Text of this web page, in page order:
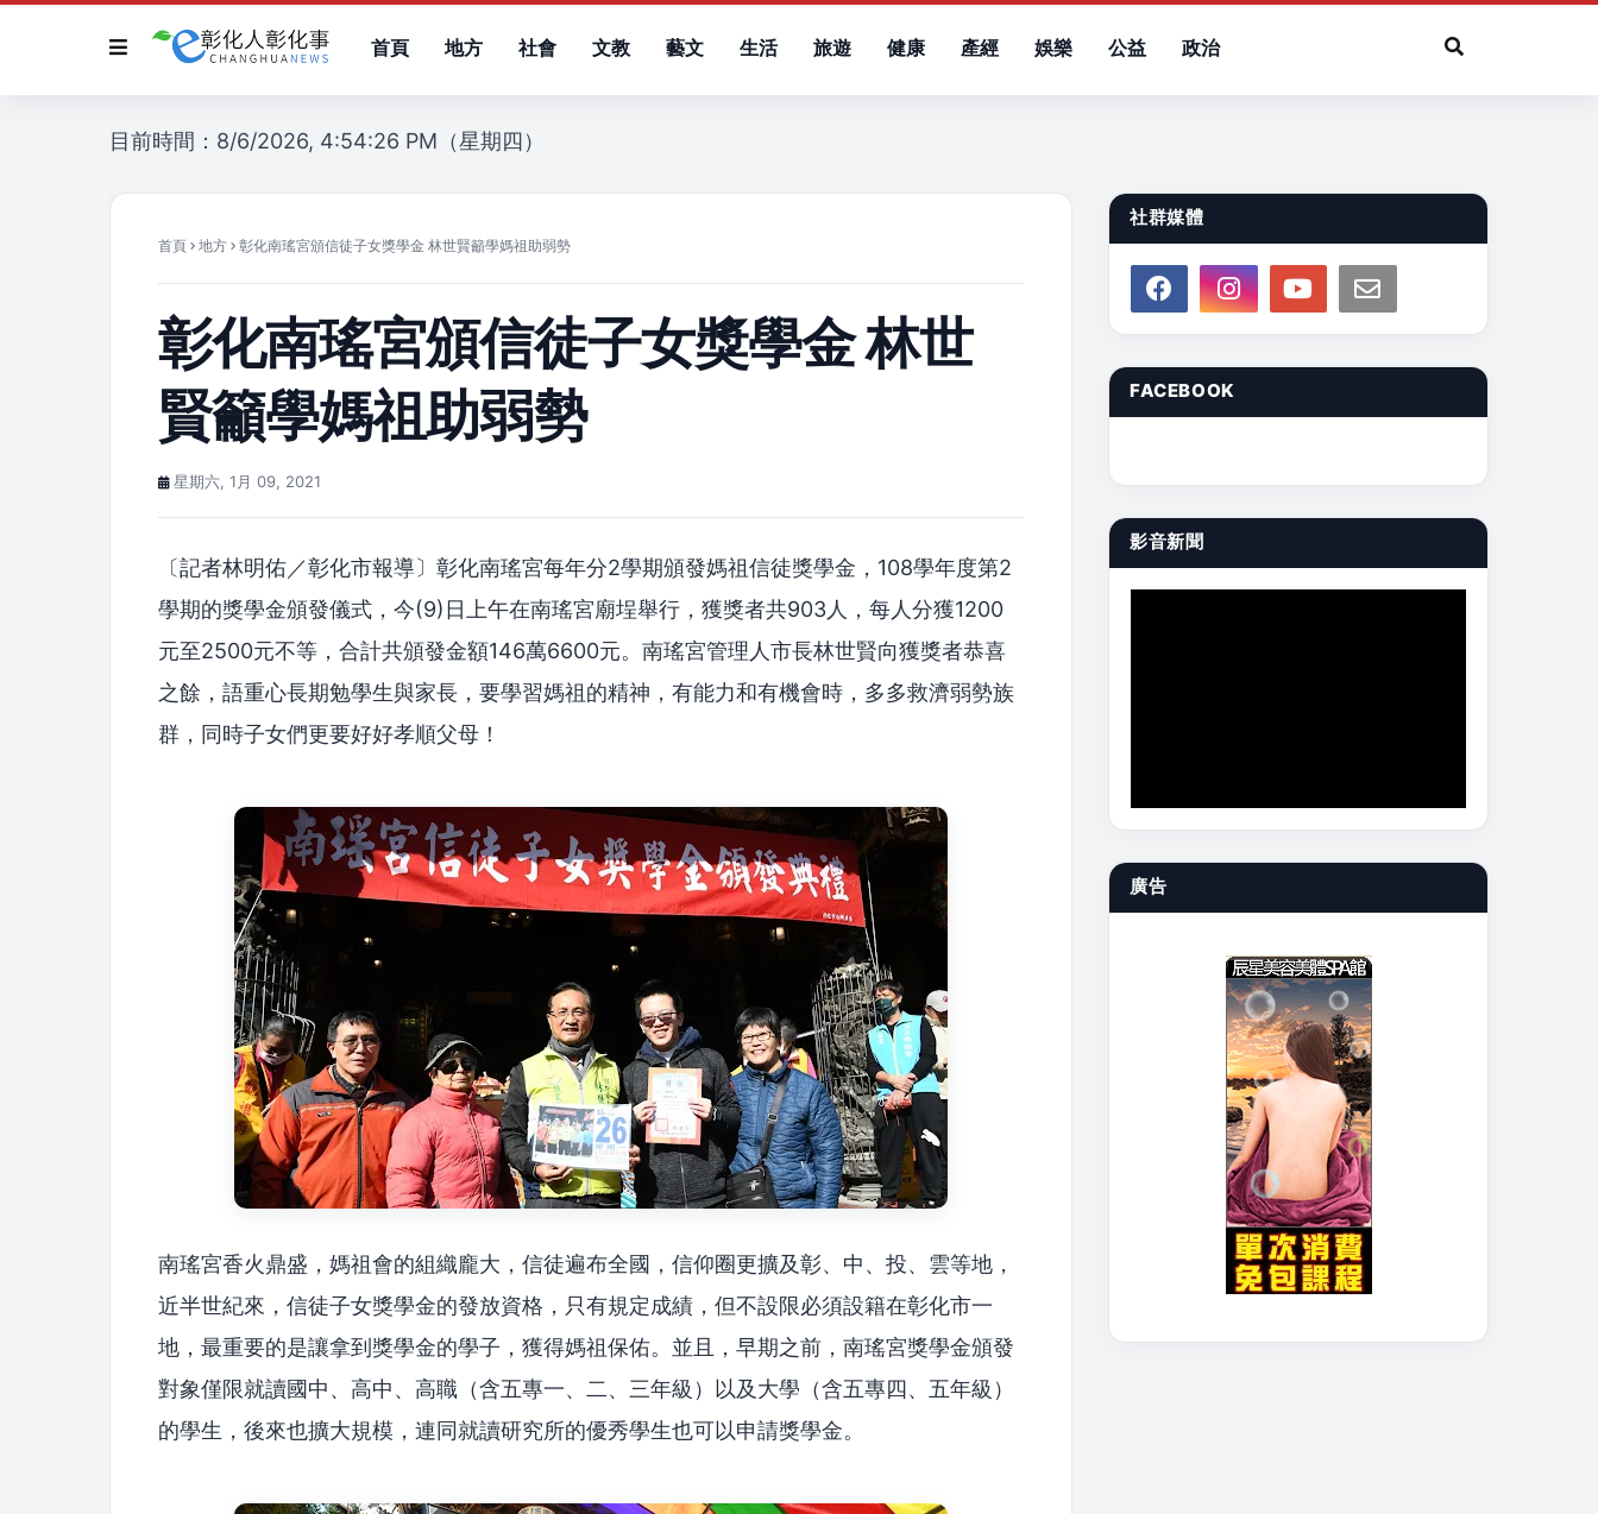
首頁 地方 社會 文教 藝文 生活 旅遊 健康 產經 娛樂 公益 政治
目前時間：8/6/2026, 4:54:26 PM（星期四）
首頁 地方 彰化南瑤宮頒信徒子女獎學金 林世賢籲學媽祖助弱勢
彰化南瑤宮頒信徒子女獎學金 林世
賢籲學媽祖助弱勢
星期六, 1月 09, 2021
〔記者林明佑／彰化市報導〕彰化南瑤宮每年分2學期頒發媽祖信徒獎學金，108學年度第2
學期的獎學金頒發儀式，今(9)日上午在南瑤宮廟埕舉行，獲獎者共903人，每人分獲1200
元至2500元不等，合計共頒發金額146萬6600元。南瑤宮管理人市長林世賢向獲獎者恭喜
之餘，語重心長期勉學生與家長，要學習媽祖的精神，有能力和有機會時，多多救濟弱勢族
群，同時子女們更要好好孝順父母！
南瑤宮香火鼎盛，媽祖會的組織龐大，信徒遍布全國，信仰圈更擴及彰、中、投、雲等地，
近半世紀來，信徒子女獎學金的發放資格，只有規定成績，但不設限必須設籍在彰化市一
地，最重要的是讓拿到獎學金的學子，獲得媽祖保佑。並且，早期之前，南瑤宮獎學金頒發
對象僅限就讀國中、高中、高職（含五專一、二、三年級）以及大學（含五專四、五年級）
的學生，後來也擴大規模，連同就讀研究所的優秀學生也可以申請獎學金。
社群媒體
FACEBOOK
影音新聞
廣告